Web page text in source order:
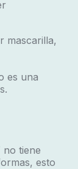
mascarilla,
es una
no tiene
esto